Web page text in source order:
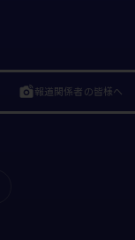
linked_camera報道関係者の皆様へ